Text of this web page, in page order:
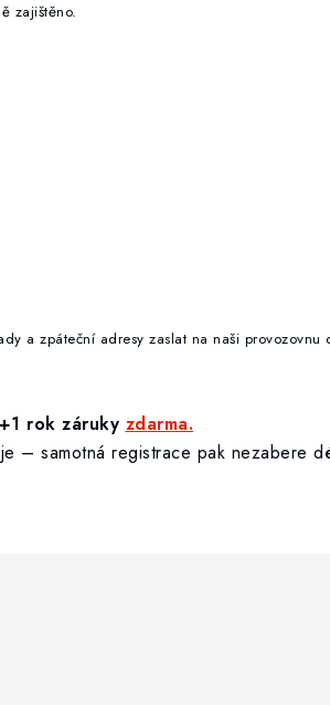
zajištěno.
a zpáteční adresy zaslat na naši
rok záruky zdarma.
– samotná registrace pak nezabere